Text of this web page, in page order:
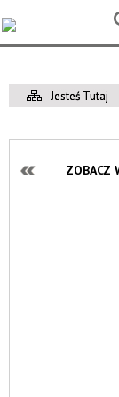
Jesteś Tutaj
ZOBACZ